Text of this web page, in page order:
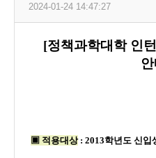
2024-01-24 14:47:27
[정책과학대학 인
▣ 적용대상 : 2013학년도 신입